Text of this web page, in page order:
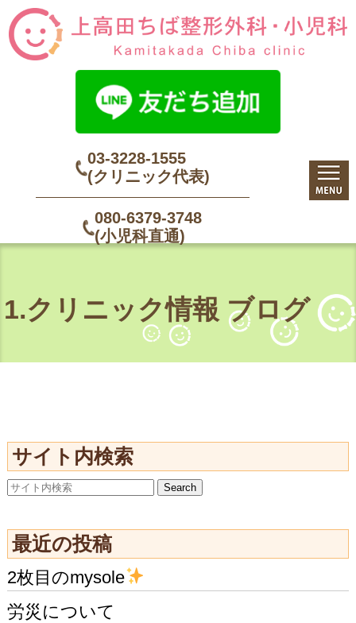
03-3228-1555
(クリニック代表)
080-6379-3748
(小児科直通)
1.クリニック情報 ブログ
サイト内検索
最近の投稿
2枚目のmysole
労災について